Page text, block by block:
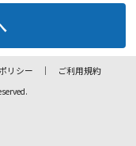
リシー ご利用規約